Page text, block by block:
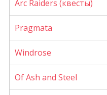
Arc Raiders (квесты)
Pragmata
Windrose
Of Ash and Steel